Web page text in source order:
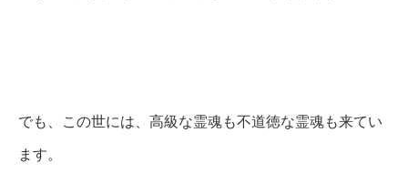
でも、この世には、高級な霊魂も不道徳な霊魂も来てい
ます。